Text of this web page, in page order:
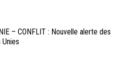
– CONFLIT : Nouvelle alerte des
Unies